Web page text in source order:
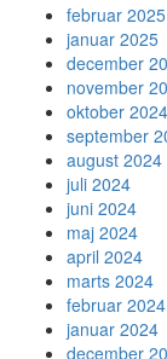
februar 2025
januar 2025
december
november
oktober 2024
september
august 2024
juli 2024
juni 2024
maj 2024
april 2024
marts 2024
februar 2024
januar 2024
december